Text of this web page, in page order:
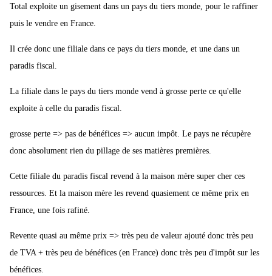
Total exploite un gisement dans un pays du tiers monde, pour le raffiner
puis le vendre en France.
Il crée donc une filiale dans ce pays du tiers monde, et une dans un
paradis fiscal.
La filiale dans le pays du tiers monde vend à grosse perte ce qu'elle
exploite à celle du paradis fiscal.
grosse perte => pas de bénéfices => aucun impôt. Le pays ne récupère
donc absolument rien du pillage de ses matières premières.
Cette filiale du paradis fiscal revend à la maison mère super cher ces
ressources. Et la maison mère les revend quasiement ce même prix en
France, une fois rafiné.
Revente quasi au même prix => très peu de valeur ajouté donc très peu
de TVA + très peu de bénéfices (en France) donc très peu d'impôt sur les
bénéfices.